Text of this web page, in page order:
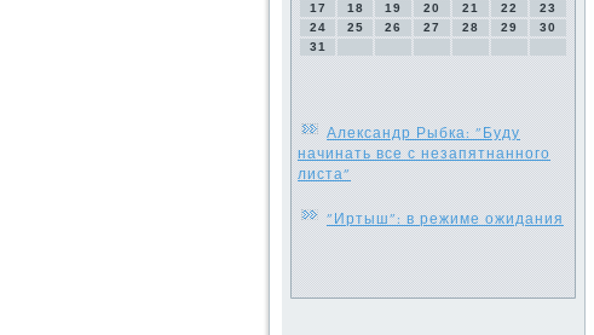
17
18 19 20 21 22
23
24
25 26 27 28 29
30
31
Александр Рыбка: "Буду
начинать все с незапятнанного
листа"
"Иртыш": в режиме ожидания